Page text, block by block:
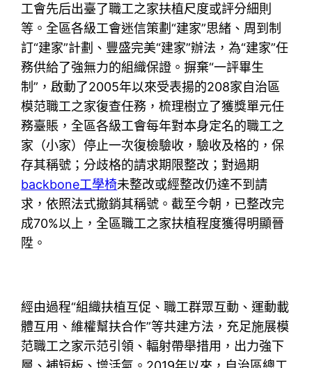
工會先后出臺了職工之家扶植尺度或評分細則
等。全區各級工會迷信策劃“建家”思緒、周到制
訂“建家”計劃、豐盛完美“建家”辦法，為“建家”任
務供給了強無力的組織保證。摒棄“一評畢生
制”，啟動了2005年以來受表揚的208家自治區
模范職工之家復查任務，梳理樹立了獲獎單元任
務臺賬，全區各級工會每年對本身定名的職工之
家（小家）停止一次復檢驗收，驗收及格的，保
存其稱號；分歧格的請求期限整改；對過期
backbone工學椅未整改或經整改仍達不到請
求，依照法式撤銷其稱號。截至今朝，已整改完
成70%以上，全區職工之家扶植程度獲得明顯晉
陞。
經由過程“組織扶植互促、職工群眾互動、運動載
體互用、維權幫扶合作”等共建方法，充足施展模
范職工之家示范引領、輻射帶舉措用，出力強下